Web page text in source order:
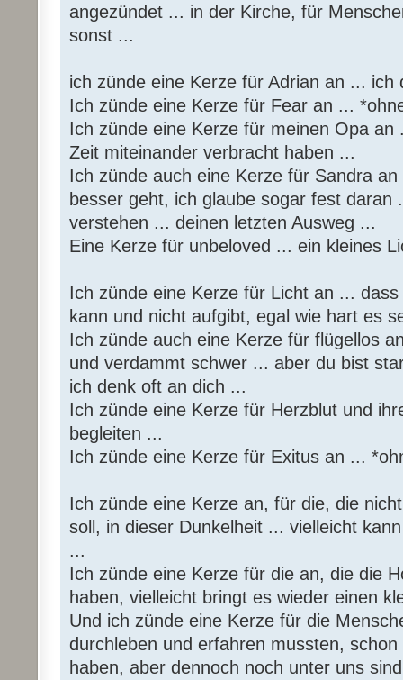
angezündet ... in der Kirche, für
sonst ...
ich zünde eine Kerze für Adrian an ...
Ich zünde eine Kerze für Fear an ...
Ich zünde eine Kerze für meinen Opa
Zeit miteinander verbracht haben ...
Ich zünde auch eine Kerze für Sandra
besser geht, ich glaube sogar fest daran
verstehen ... deinen letzten Ausweg ...
Eine Kerze für unbeloved ... ein kleines
Ich zünde eine Kerze für Licht an ...
kann und nicht aufgibt, egal wie hart es
Ich zünde auch eine Kerze für flügellos
und verdammt schwer ... aber du bist
ich denk oft an dich ...
Ich zünde eine Kerze für Herzblut und
begleiten ...
Ich zünde eine Kerze für Exitus an ...
Ich zünde eine Kerze an, für die, die
soll, in dieser Dunkelheit ... vielleicht
...
Ich zünde eine Kerze für die an, die die
haben, vielleicht bringt es wieder einen
Und ich zünde eine Kerze für die
durchleben und erfahren mussten,
haben, aber dennoch noch unter uns